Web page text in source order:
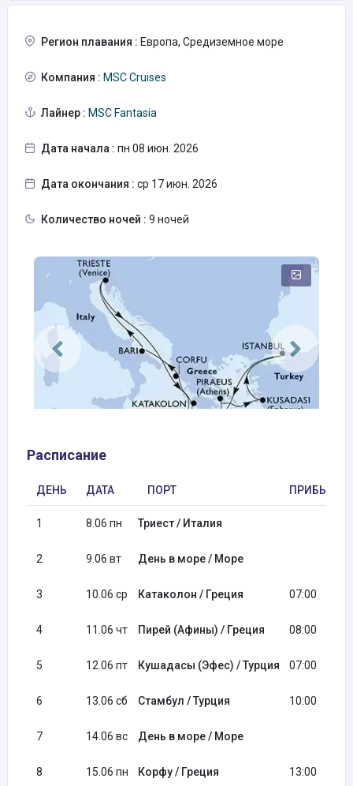
Регион плавания : Европа, Средиземное море
Компания : MSC Cruises
Лайнер : MSC Fantasia
Дата начала : пн 08 июн. 2026
Дата окончания : ср 17 июн. 2026
Количество ночей : 9 ночей
Расписание
ДЕНЬ ДАТА ПОРТ ПРИБЫТИЕ
1 8.06 пн Триест / Италия
2 9.06 вт День в море / Море
3 10.06 ср Катаколон / Греция 07:00
4 11.06 чт Пирей (Афины) / Греция 08:00
5 12.06 пт Кушадасы (Эфес) / Турция 07:00
6 13.06 сб Стамбул / Турция 10:00
7 14.06 вс День в море / Море
8 15.06 пн Корфу / Греция 13:00